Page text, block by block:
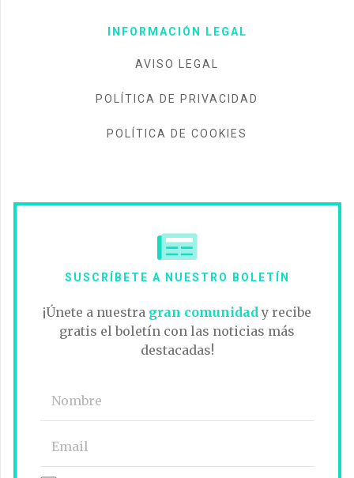
INFORMACIÓN LEGAL
AVISO LEGAL
POLÍTICA DE PRIVACIDAD
POLÍTICA DE COOKIES
SUSCRÍBETE A NUESTRO BOLETÍN
¡Únete a nuestra gran comunidady recibe
gratis el boletín con las noticias más
destacadas!